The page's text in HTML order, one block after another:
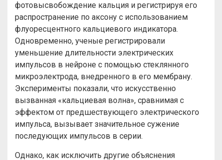
фотовысвобождение кальция и регистрируя его
распространение по аксону с использованием
флуоресцентного кальциевого индикатора.
Одновременно, ученые регистрировали
уменьшение длительности электрических
импульсов в нейроне с помощью стеклянного
микроэлектрода, внедренного в его мембрану.
Эксперименты показали, что искусственно
вызванная «кальциевая волна», сравнимая с
эффектом от предшествующего электрического
импульса, вызывает значительное сужение
последующих импульсов в серии.
Однако, как исключить другие объяснения